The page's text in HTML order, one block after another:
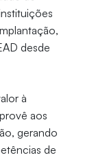
desde
à
aos
gerando
de